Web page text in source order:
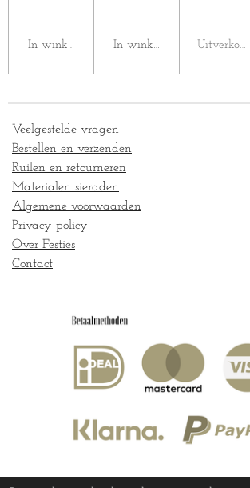
In winkelwagen In winkelwagen Uitverkocht
Veelgestelde vragen
Bestellen en verzenden
Ruilen en retourneren
Materialen sieraden
Algemene voorwaarden
Privacy policy
Over Festies
Contact